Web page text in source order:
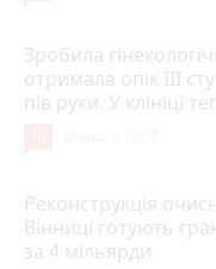
Зробила
отримала опік ІІІ
пів руки. У клініці
Реконструкція
Вінниці готують
за 4 мільярди